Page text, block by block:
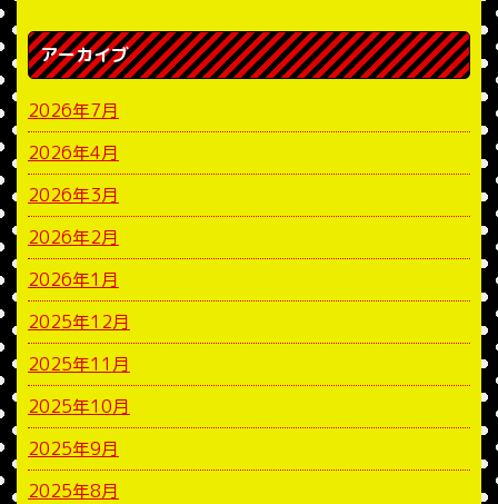
アーカイブ
2026年7月
2026年4月
2026年3月
2026年2月
2026年1月
2025年12月
2025年11月
2025年10月
2025年9月
2025年8月